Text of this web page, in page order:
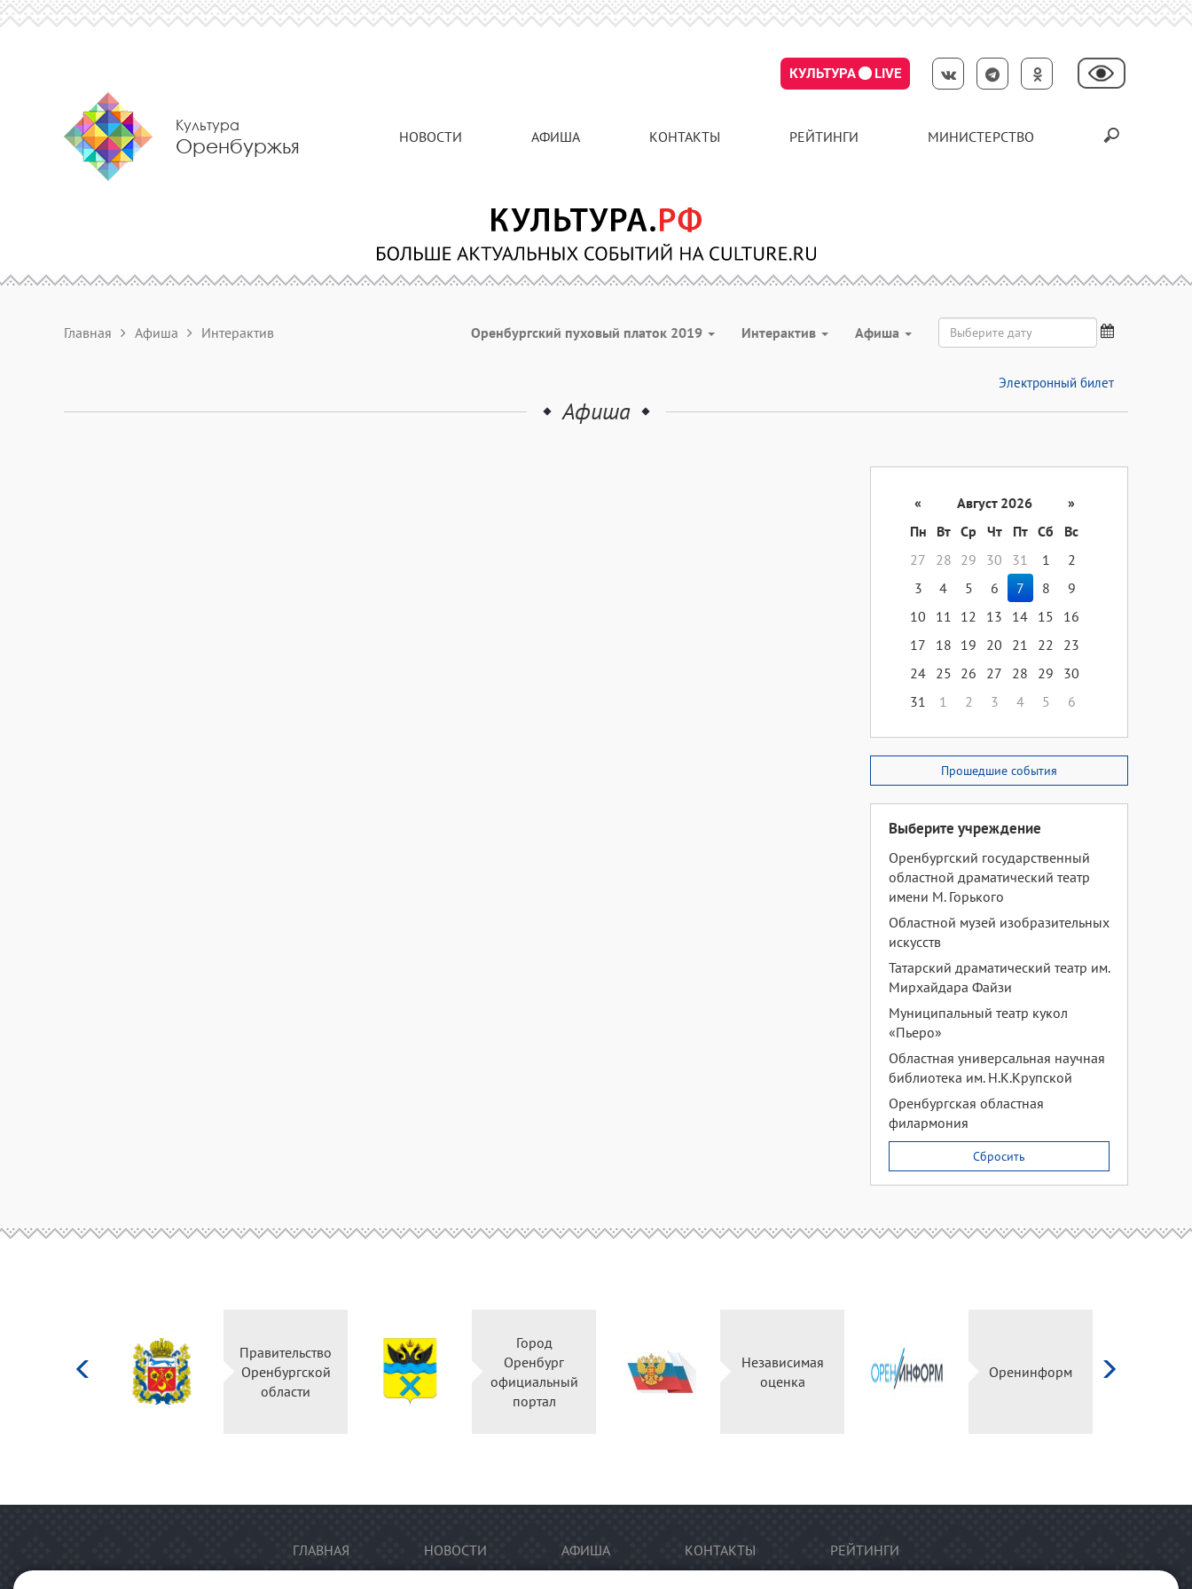
КУЛЬТУРА LIVE
Культура
Оренбуржья НОВОСТИ АФИША КОНТАКТЫ РЕЙТИНГИ МИНИСТЕРСТВО
Главная Афиша Интерактив Оренбургский пуховый платок 2019 Интерактив Aфиша
Электронный билет
Афиша
« Август 2026
»
Пн
Вт Ср Чт Пт Сб
Вс
27
28 29 30 31 1
2
3
4 5 6 7 8
9
10
11 12 13 14 15
16
17
18 19 20 21 22
23
24 25 26 27 28 29
30
31
1 2 3 4 5 6
Прошедшие события
Выберите учреждение
Оренбургский государственный
областной драматический театр
имени М. Горького
Областной музей изобразительных
искусств
Татарский драматический театр им.
Мирхайдара Файзи
Муниципальный театр кукол
«Пьеро»
Областная универсальная научная
библиотека им. Н.К.Крупской
Оренбургская областная
филармония
Сбросить
Правительство
Оренбургской
области
Город
Оренбург
официальный
портал
Независимая
оценка
Оренинформ
ГЛАВНАЯ НОВОСТИ АФИША КОНТАКТЫ РЕЙТИНГИ